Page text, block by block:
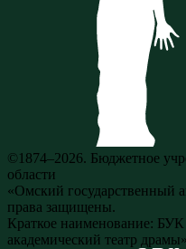
©1874–2026. Бюджетное
области
«Омский государственный
права защищены.
Краткое наименование:
академический театр драмы»